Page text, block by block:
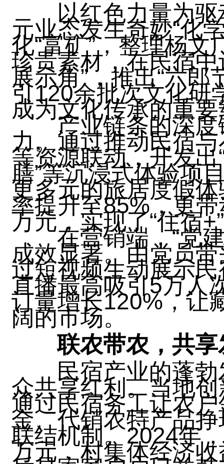
以红色力量为
元业态发生奇妙“化
化“富矿”，整理杨
珍贵素材，在民宿中
展示角”，推出“六郎
引120余批次文化研
成为文化传承的重
产业链条的深
力。通过推动民宿
等资源联动，开发
膳”等沉浸式体验项
更多元的旅居度假
率提升至85%，更
万元，实现了“住宿
在营销端，“党
成效显著。由党员
过短视频生动展示
直播最高吸引5万人
订量增长120%，让
阔的市场。
联农带农，共
民宿产业的蓬
众共享红利。当地创
通过民宿务工让农
金、代销农特产品
联结机制。2024年
万元，村集体经济